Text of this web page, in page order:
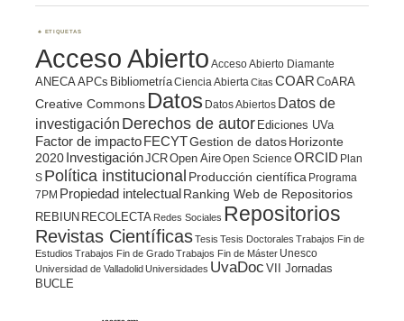
ETIQUETAS
Acceso Abierto Acceso Abierto Diamante
ANECAAPCs BibliometríaCiencia Abierta Citas COAR CoARA
Creative Commons Datos Datos Abiertos Datos de
investigación Derechos de autor Ediciones UVa
Factor de impacto FECYTGestion de datosHorizonte
2020 InvestigaciónJCROpen AireOpen Science ORCID Plan
S Política institucional Producción científica Programa
7PM Propiedad intelectualRanking Web de Repositorios
REBIUN RECOLECTA Redes Sociales Repositorios
Revistas CientíficasTesis Tesis Doctorales Trabajos Fin de
Estudios Trabajos Fin de GradoTrabajos Fin de Máster Unesco
Universidad de Valladolid Universidades UvaDoc VII Jornadas
BUCLE